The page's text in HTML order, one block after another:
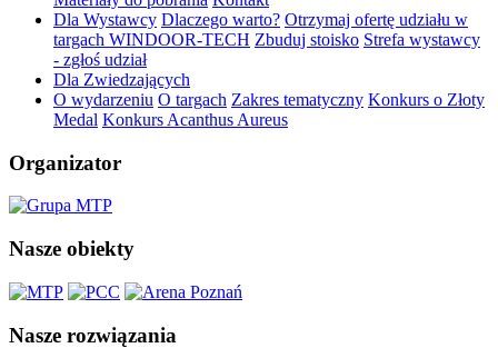
Dla Wystawcy Dlaczego warto? Otrzymaj ofertę udziału w
targach WINDOOR-TECH Zbuduj stoisko Strefa wystawcy
- zgłoś udział
Dla Zwiedzających
O wydarzeniu O targach Zakres tematyczny Konkurs o Złoty
Medal Konkurs Acanthus Aureus
Organizator
Nasze obiekty
Nasze rozwiązania